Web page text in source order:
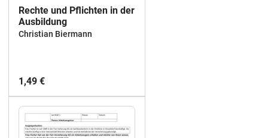
Rechte und Pflichten in der
Ausbildung
Christian Biermann
1,49 €